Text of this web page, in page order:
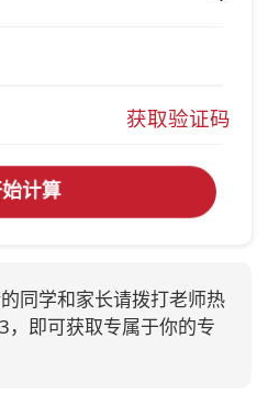
获取验证码
计算
同学和家长请拨打老师热
即可获取专属于你的专